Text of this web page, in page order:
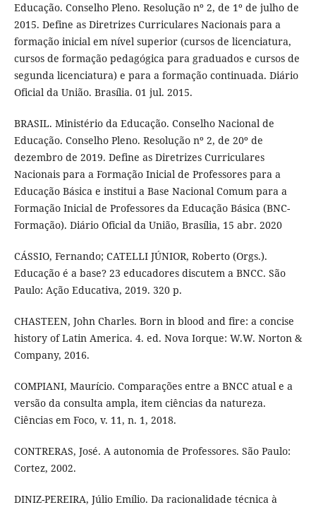
Educação. Conselho Pleno. Resolução nº 2, de 1º de julho de
2015. Define as Diretrizes Curriculares Nacionais para a
formação inicial em nível superior (cursos de licenciatura,
cursos de formação pedagógica para graduados e cursos de
segunda licenciatura) e para a formação continuada. Diário
Oficial da União. Brasília. 01 jul. 2015.
BRASIL. Ministério da Educação. Conselho Nacional de
Educação. Conselho Pleno. Resolução nº 2, de 20º de
dezembro de 2019. Define as Diretrizes Curriculares
Nacionais para a Formação Inicial de Professores para a
Educação Básica e institui a Base Nacional Comum para a
Formação Inicial de Professores da Educação Básica (BNC-
Formação). Diário Oficial da União, Brasília, 15 abr. 2020
CÁSSIO, Fernando; CATELLI JÚNIOR, Roberto (Orgs.).
Educação é a base? 23 educadores discutem a BNCC. São
Paulo: Ação Educativa, 2019. 320 p.
CHASTEEN, John Charles. Born in blood and fire: a concise
history of Latin America. 4. ed. Nova Iorque: W.W. Norton &
Company, 2016.
COMPIANI, Maurício. Comparações entre a BNCC atual e a
versão da consulta ampla, item ciências da natureza.
Ciências em Foco, v. 11, n. 1, 2018.
CONTRERAS, José. A autonomia de Professores. São Paulo:
Cortez, 2002.
DINIZ-PEREIRA, Júlio Emílio. Da racionalidade técnica à